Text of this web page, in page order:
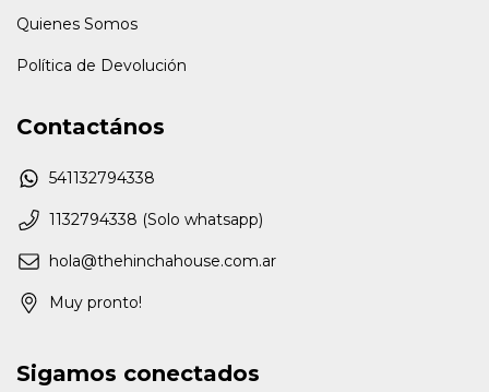
Quienes Somos
Política de Devolución
Contactános
541132794338
1132794338 (Solo whatsapp)
hola@thehinchahouse.com.ar
Muy pronto!
Sigamos conectados